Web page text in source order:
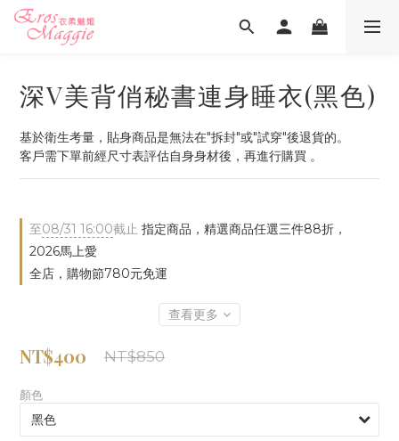
深V美背俏秘書連身睡衣(黑色)
基於衛生考量，貼身商品是無法在"拆封"或"試穿"後退貨的。
客戶需下單前經尺寸表評估自身身材後，再進行購買 。
至08/31 16:00截止 指定商品，精選商品任選三件88折，
2026馬上愛
全店，購物節780元免運
查看更多
NT$400 NT$850
顏色